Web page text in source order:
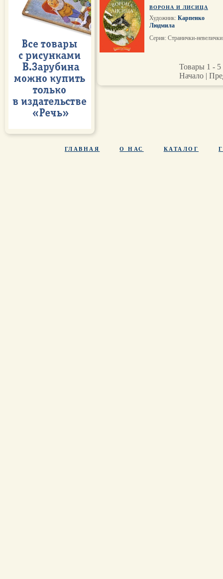
ВОРОНА И ЛИСИЦА
Художник: Карпенко
Людмила
Серия: Странички-невелички
Товары 1 - 5
Начало |
ГЛАВНАЯ О НАС КАТАЛОГ